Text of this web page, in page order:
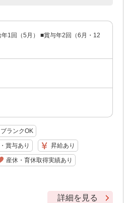
1回（5月） ■賞与年2回（6月・12
ブランクOK
賞与あり 昇給あり
産休・育休取得実績あり
詳細を見る